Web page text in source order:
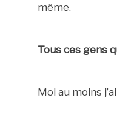
même.
Tous ces gens
Moi au moins